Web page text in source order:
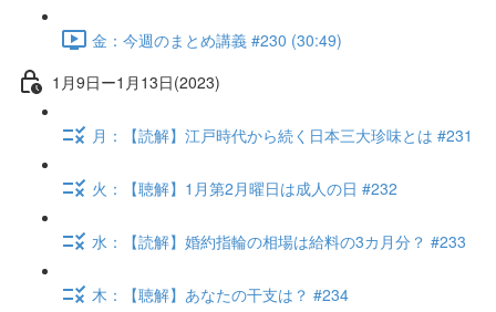
金：今週のまとめ講義 #230 (30:49)
1月9日ー1月13日(2023)
月：【読解】江戸時代から続く日本三大珍味とは #231
火：【聴解】1月第2月曜日は成人の日 #232
水：【読解】婚約指輪の相場は給料の3カ月分？ #233
木：【聴解】あなたの干支は？ #234